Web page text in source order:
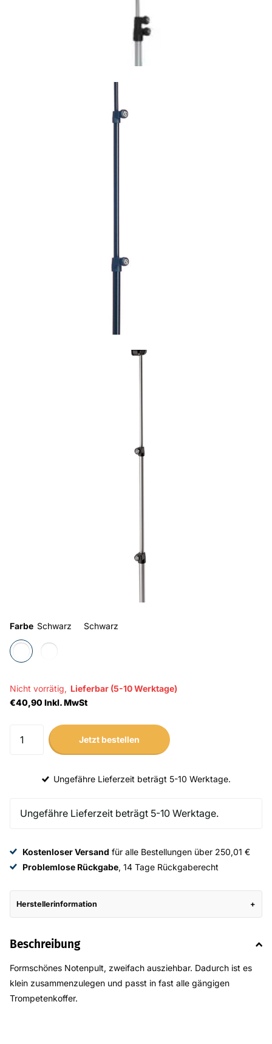
Farbe Schwarz Schwarz
Nicht vorrätig, Lieferbar (5-10 Werktage)
€40,90 Inkl. MwSt
Jetzt bestellen
Ungefähre Lieferzeit beträgt 5-10 Werktage.
Kostenloser Versand für alle Bestellungen über 250,01 €
Problemlose Rückgabe, 14 Tage Rückgaberecht
Herstellerinformation
Beschreibung
Formschönes Notenpult, zweifach ausziehbar. Dadurch ist es
klein zusammenzulegen und passt in fast alle gängigen
Trompetenkoffer.